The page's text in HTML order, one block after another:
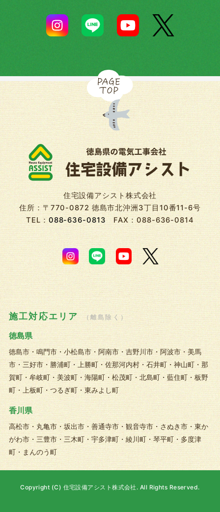
住宅設備アシスト株式会社
住所：〒770-0872 徳島市北沖洲3丁目10番11-6号
TEL：088-636-0813FAX：088-636-0814
施工対応エリア （離島除く）
徳島県
徳島市・鳴門市・小松島市・阿南市・吉野川市・阿波市・美馬
市・三好市・勝浦町・上勝町・佐那河内村・石井町・神山町・那
賀町・牟岐町・美波町・海陽町・松茂町・北島町・藍住町・板野
町・上板町・つるぎ町・東みよし町
香川県
高松市・丸亀市・坂出市・善通寺市・観音寺市・さぬき市・東か
がわ市・三豊市・三木町・宇多津町・綾川町・琴平町・多度津
町・まんのう町
Copyright (C) 住宅設備アシスト株式会社. All Rights Reserved.